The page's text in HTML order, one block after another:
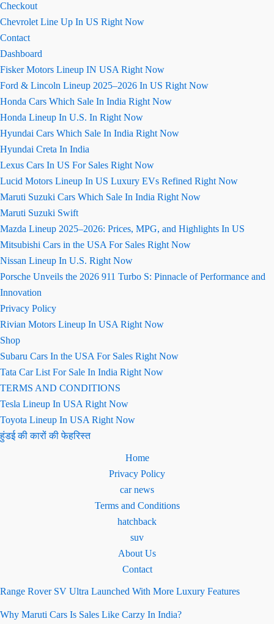
Checkout
Chevrolet Line Up In US Right Now
Contact
Dashboard
Fisker Motors Lineup IN USA Right Now
Ford & Lincoln Lineup 2025–2026 In US Right Now
Honda Cars Which Sale In India Right Now
Honda Lineup In U.S. In Right Now
Hyundai Cars Which Sale In India Right Now
Hyundai Creta In India
Lexus Cars In US For Sales Right Now
Lucid Motors Lineup In US Luxury EVs Refined Right Now
Maruti Suzuki Cars Which Sale In India Right Now
Maruti Suzuki Swift
Mazda Lineup 2025–2026: Prices, MPG, and Highlights In US
Mitsubishi Cars in the USA For Sales Right Now
Nissan Lineup In U.S. Right Now
Porsche Unveils the 2026 911 Turbo S: Pinnacle of Performance and
Innovation
Privacy Policy
Rivian Motors Lineup In USA Right Now
Shop
Subaru Cars In the USA For Sales Right Now
Tata Car List For Sale In India Right Now
TERMS AND CONDITIONS
Tesla Lineup In USA Right Now
Toyota Lineup In USA Right Now
हुंडई की कारों की फेहरिस्त
Home
Privacy Policy
car news
Terms and Conditions
hatchback
suv
About Us
Contact
Range Rover SV Ultra Launched With More Luxury Features
Why Maruti Cars Is Sales Like Carzy In India?